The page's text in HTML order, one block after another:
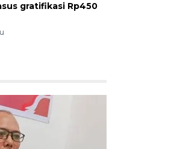
gratifikasi Rp450